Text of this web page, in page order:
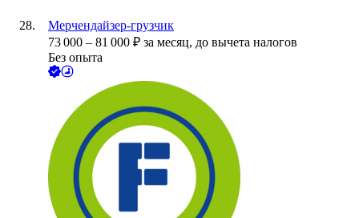
Мерчендайзер-грузчик
73 000 – 81 000 ₽ за месяц, до вычета налогов
Без опыта